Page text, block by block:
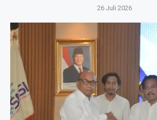
26 Juli 2026